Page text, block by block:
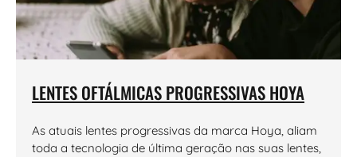
LENTES OFTÁLMICAS PROGRESSIVAS HOYA
As atuais lentes progressivas da marca Hoya, aliam
toda a tecnologia de última geração nas suas lentes,